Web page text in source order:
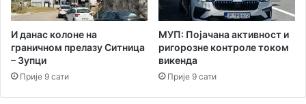
И данас колоне на
граничном прелазу Ситница
– Зупци
Прије 9 сати
МУП: Појачана активност и
ригорозне контроле током
викенда
Прије 9 сати